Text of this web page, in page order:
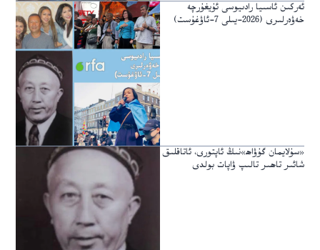
ئەركىن ئاسىيا رادىيوسى ئۇيغۇرچە
خەۋەرلىرى (2026-يىلى 7-ئاۋغۇست)
«سۇلايمان گۇۋاھ»نىڭ ئاپتورى، ئاتاقلىق
شائىر تاھىر تالىپ ۋاپات بولدى